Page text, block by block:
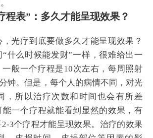
程表”：多久才能呈现效果？
光疗到底要做多久才能呈现效果？
什么时候能发财”一样，很难给出一
般一个疗程是10次左右，每周照射
钟。但是，每个人的病情不同，对光
，所以治疗次数和时间也会有所差
一个疗程就能看到显然的效果，有
3个疗程才能呈现效果。治疗的效果